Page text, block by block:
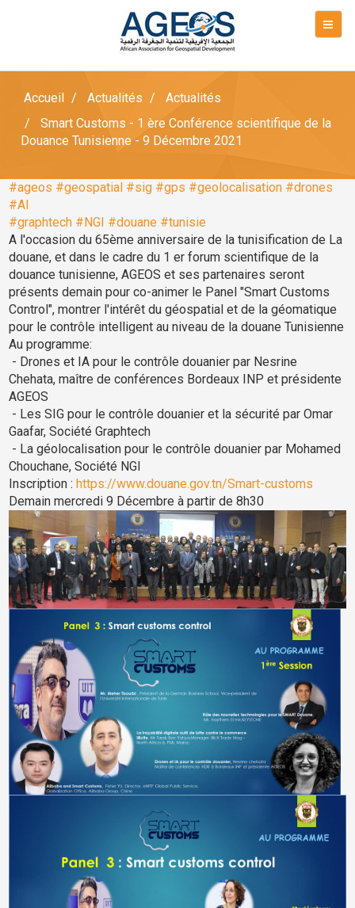
Accueil Actualités
Actualités
Smart Customs - 1 ère Conférence scientifique de la
Douance Tunisienne - 9 Décembre 2021
#ageos #geospatial #sig #gps #geolocalisation #drones
#AI
#graphtech #NGI #douane #tunisie
A l'occasion du 65ème anniversaire de la tunisification de La
douane, et dans le cadre du 1 er forum scientifique de la
douance tunisienne, AGEOS et ses partenaires seront
présents demain pour co-animer le Panel "Smart Customs
Control", montrer l'intérêt du géospatial et de la géomatique
pour le contrôle intelligent au niveau de la douane Tunisienne
Au programme:
- Drones et IA pour le contrôle douanier par Nesrine
Chehata, maître de conférences Bordeaux INP et présidente
AGEOS
- Les SIG pour le contrôle douanier et la sécurité par Omar
Gaafar, Société Graphtech
- La géolocalisation pour le contrôle douanier par Mohamed
Chouchane, Société NGI
Inscription :https://www.douane.gov.tn/Smart-customs
Demain mercredi 9 Décembre à partir de 8h30